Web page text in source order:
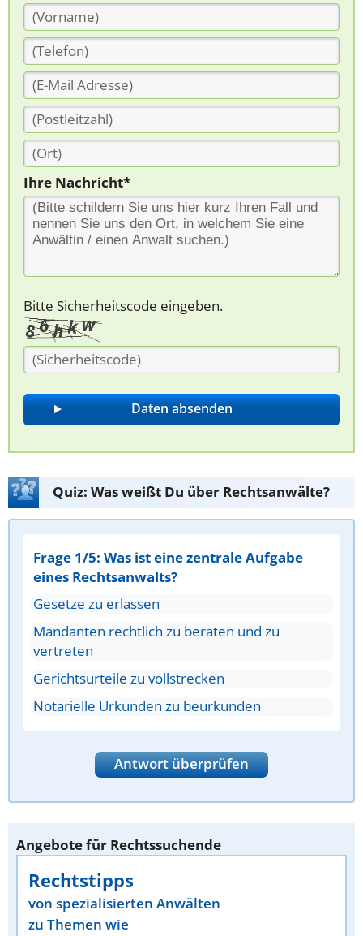
Ihre Nachricht*
Bitte Sicherheitscode eingeben.
Quiz: Was weißt Du über Rechtsanwälte?
Frage 1/5: Was ist eine zentrale Aufgabe
eines Rechtsanwalts?
Gesetze zu erlassen
Mandanten rechtlich zu beraten und zu
vertreten
Gerichtsurteile zu vollstrecken
Notarielle Urkunden zu beurkunden
Antwort überprüfen
Angebote für Rechtssuchende
Rechtstipps
von spezialisierten Anwälten
zu Themen wie